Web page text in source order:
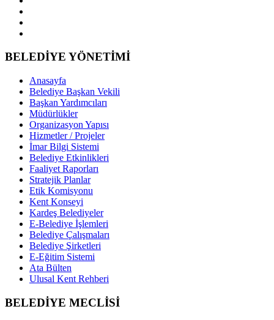
BELEDİYE YÖNETİMİ
Anasayfa
Belediye Başkan Vekili
Başkan Yardımcıları
Müdürlükler
Organizasyon Yapısı
Hizmetler / Projeler
İmar Bilgi Sistemi
Belediye Etkinlikleri
Faaliyet Raporları
Stratejik Planlar
Etik Komisyonu
Kent Konseyi
Kardeş Belediyeler
E-Belediye İşlemleri
Belediye Çalışmaları
Belediye Şirketleri
E-Eğitim Sistemi
Ata Bülten
Ulusal Kent Rehberi
BELEDİYE MECLİSİ